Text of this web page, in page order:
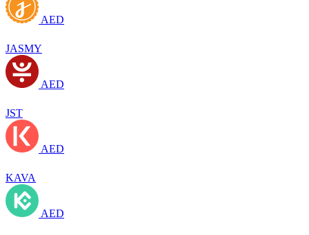
AED
JASMY
AED
JST
AED
KAVA
AED